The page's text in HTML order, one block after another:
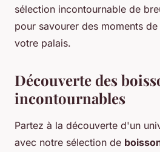
sélection incontournable de
pour savourer des moments
votre palais.
Découverte des
incontournables
Partez à la découverte d'un
avec notre sélection de